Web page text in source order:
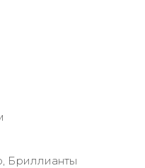
Бриллианты